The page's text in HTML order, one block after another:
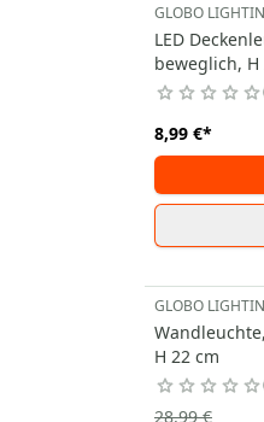
GLOBO
LED
beweglich, H
8,99 €*
GLOBO
H 22 cm
28,99 €